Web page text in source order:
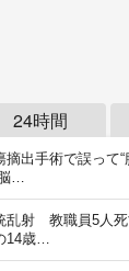
24時間
摘出手術で誤って“
…
乱射 教職員5人
14歳…